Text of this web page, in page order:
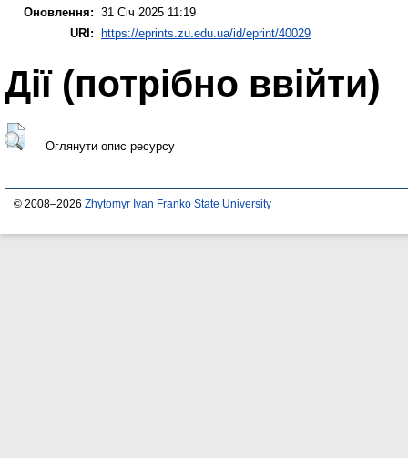
Оновлення: 31 Січ 2025 11:19
URI:
https://eprints.zu.edu.ua/id/eprint/40029
Дії ​​(потрібно ввійти)
Оглянути опис ресурсу
© 2008–2026 Zhytomyr Ivan Franko State University